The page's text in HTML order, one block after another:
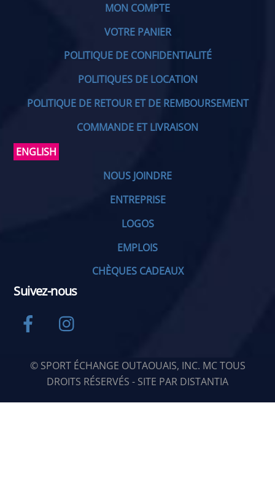
MON COMPTE
VOTRE PANIER
POLITIQUE DE CONFIDENTIALITÉ
POLITIQUES DE LOCATION
POLITIQUE DE RETOUR ET DE REMBOURSEMENT
COMMANDE ET LIVRAISON
ENGLISH
NOUS JOINDRE
ENTREPRISE
LOGOS
EMPLOIS
CHÈQUES CADEAUX
Suivez-nous
Facebook
© SPORT ÉCHANGE OUTAOUAIS, INC. MC TOUS
DROITS RÉSERVÉS - SITE PAR DISTANTIA